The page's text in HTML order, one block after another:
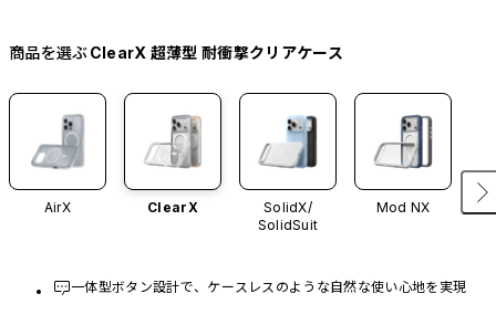
商品を選ぶClearX 超薄型 耐衝撃クリアケース
AirX ClearX
SolidX/
SolidSuit
Mod NX
一体型ボタン設計で、ケースレスのような自然な使い心地を実現